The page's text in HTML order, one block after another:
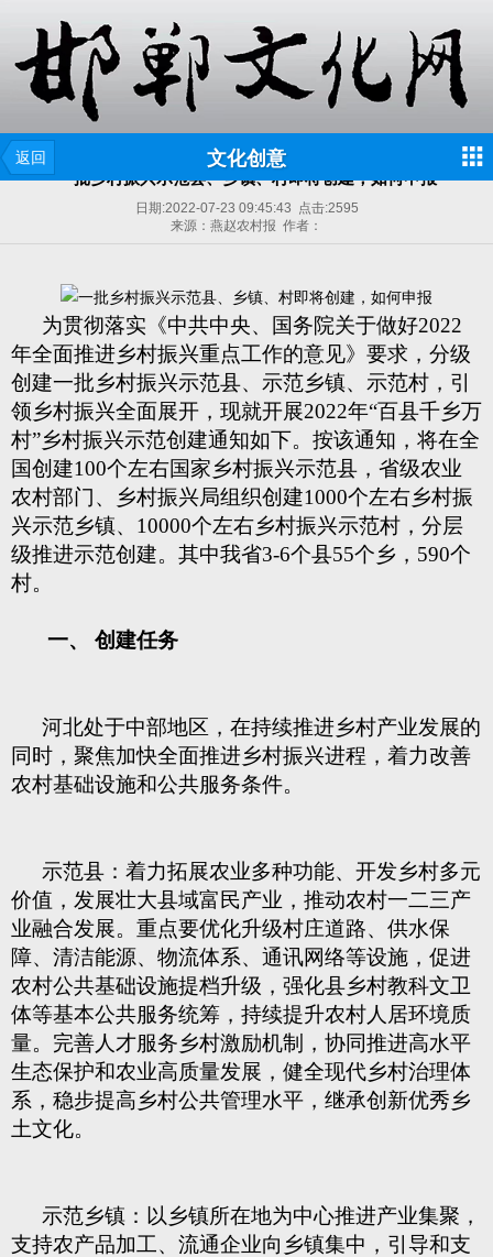
返回 文化创意
一批乡村振兴示范县、乡镇、村即将创建，如何申报
日期:2022-07-23 09:45:43 点击:2595
来源：燕赵农村报 作者：
为贯彻落实《中共中央、国务院关于做好2022
年全面推进乡村振兴重点工作的意见》要求，分级
创建一批乡村振兴示范县、示范乡镇、示范村，引
领乡村振兴全面展开，现就开展2022年“百县千乡万
村”乡村振兴示范创建通知如下。按该通知，将在全
国创建100个左右国家乡村振兴示范县，省级农业
农村部门、乡村振兴局组织创建1000个左右乡村振
兴示范乡镇、10000个左右乡村振兴示范村，分层
级推进示范创建。其中我省3-6个县55个乡，590个
村。
一、 创建任务
河北处于中部地区，在持续推进乡村产业发展的
同时，聚焦加快全面推进乡村振兴进程，着力改善
农村基础设施和公共服务条件。
示范县：着力拓展农业多种功能、开发乡村多元
价值，发展壮大县域富民产业，推动农村一二三产
业融合发展。重点要优化升级村庄道路、供水保
障、清洁能源、物流体系、通讯网络等设施，促进
农村公共基础设施提档升级，强化县乡村教科文卫
体等基本公共服务统筹，持续提升农村人居环境质
量。完善人才服务乡村激励机制，协同推进高水平
生态保护和农业高质量发展，健全现代乡村治理体
系，稳步提高乡村公共管理水平，继承创新优秀乡
土文化。
示范乡镇：以乡镇所在地为中心推进产业集聚，
支持农产品加工、流通企业向乡镇集中，引导和支